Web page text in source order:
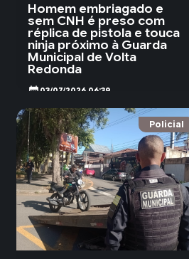
Homem embriagado e
sem CNH é preso com
réplica de pistola e touca
ninja próximo à Guarda
Municipal de Volta
Redonda
calendar_month 03/07/2026 06:39
Policial